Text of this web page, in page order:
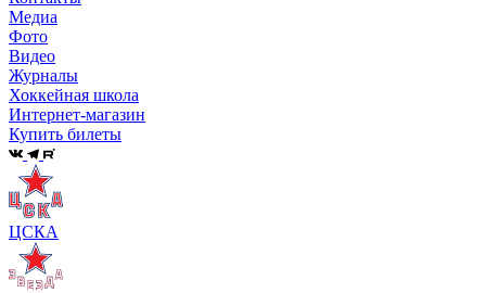
Медиа
Фото
Видео
Журналы
Хоккейная школа
Интернет-магазин
Купить билеты
ЦСКА